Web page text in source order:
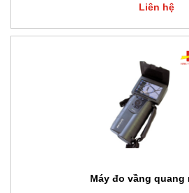
Liên hệ
Máy đo vầng quang